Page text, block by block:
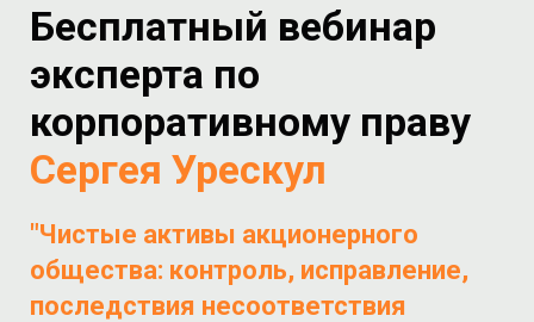
Бесплатный вебинар
эксперта по
корпоративному праву
Сергея Урескул
"Чистые активы акционерного
общества: контроль, исправление,
последствия несоответствия